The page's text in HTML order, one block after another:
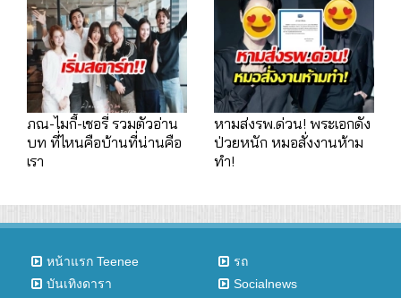
ภณ-ไมกี้-เชอรี่ รวมตัวอ่าน
บท ที่ไหนคือบ้านที่น่านคือ
เรา
หามส่งรพ.ด่วน! พระเอกดัง
ป่วยหนัก หมอสั่งงานห้าม
ทำ!
หน้าแรก Teenee
บันเทิงดารา
รถ
Socialnews